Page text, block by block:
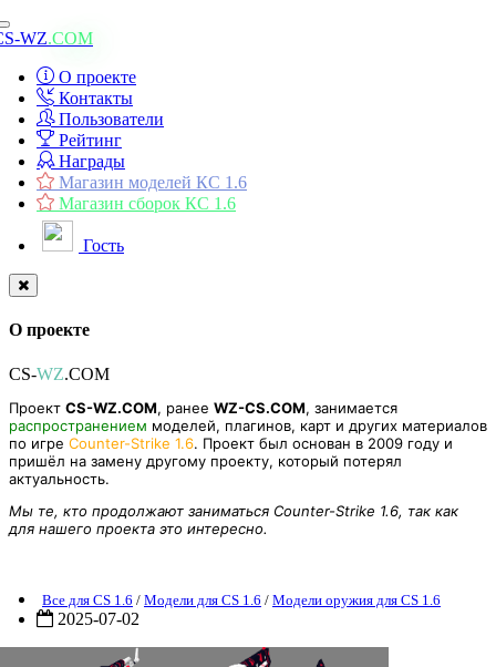
Toggle
navigation
WZ.COM
О проекте
Контакты
Пользователи
Рейтинг
Награды
Магазин моделей КС 1.6
Магазин сборок КС 1.6
Гость
О проекте
CS-WZ.COM
Проект CS-WZ.COM, ранее WZ-CS.COM, занимается
распространением моделей, плагинов, карт и других материалов
по игре Counter-Strike 1.6. Проект был основан в 2009 году и
пришёл на замену другому проекту, который потерял
актуальность.
Мы те, кто продолжают заниматься Counter-Strike 1.6, так как
для нашего проекта это интересно.
Все для CS 1.6 / Модели для CS 1.6 / Модели оружия для CS 1.6
2025-07-02